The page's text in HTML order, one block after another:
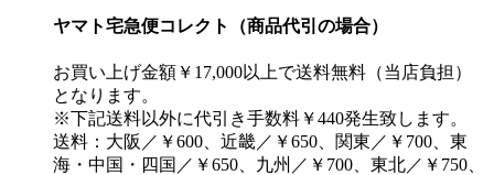
ヤマト宅急便コレクト（商品代引の場合）
お買い上げ金額￥17,000以上で送料無料（当店負担）
となります。
※下記送料以外に代引き手数料￥440発生致します。
送料：大阪／￥600、近畿／￥650、関東／￥700、東
海・中国・四国／￥650、九州／￥700、東北／￥750、